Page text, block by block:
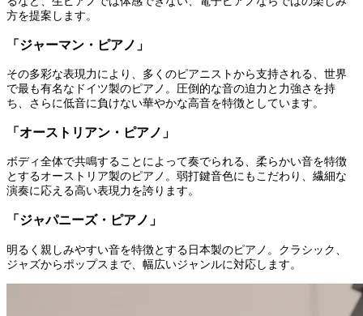
方を提案します。
「ジャーマン・ピアノ」
その多彩な表現力により、多くのピアニストから支持される、世界
で最も有名なドイツ製のピアノ。圧倒的な音の迫力と力強さを持
ち、さらに低音に負けない華やかな高音を特徴としています。
「オーストリアン・ピアノ」
ボディ全体で共鳴することによって奏でられる、柔らかい音を特徴
とするオーストリア製のピアノ。弱打鍵音色にもこだわり、繊細な
演奏に応える高い表現力を誇ります。
「ジャパニーズ・ピアノ」
明るく親しみやすい音を特徴とする日本製のピアノ。クラシック、
ジャズからポップスまで、幅広いジャンルに対応します。